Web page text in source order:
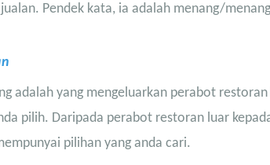
Pendek kata, ia adalah menang/
adalah yang mengeluarkan perabot
pilih. Daripada perabot restoran luar
pilihan yang anda cari.